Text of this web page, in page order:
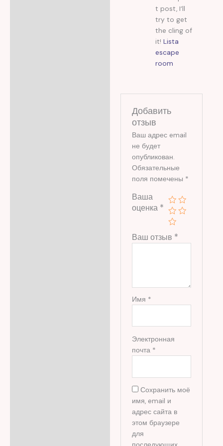
t post, I’ll
try to get
the cling of
it!Lista
escape
room
Добавить
отзыв
Ваш адрес email
не будет
опубликован.
Обязательные
поля помечены *
Ваша
оценка *
Ваш отзыв *
Имя *
Электронная
почта *
Сохранить моё
имя, email и
адрес сайта в
этом браузере
для